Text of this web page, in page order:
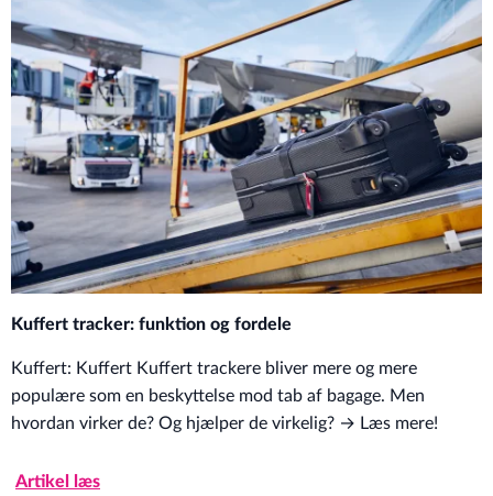
Kuffert tracker: funktion og fordele
Kuffert: Kuffert Kuffert trackere bliver mere og mere
populære som en beskyttelse mod tab af bagage. Men
hvordan virker de? Og hjælper de virkelig? → Læs mere!
Artikel læs